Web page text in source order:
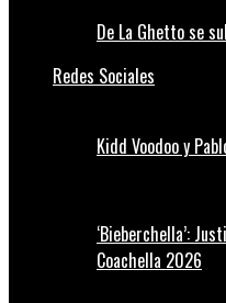
De La Ghetto se
Redes Sociales
Kidd Voodoo y
‘Bieberchella’:
Coachella 2026